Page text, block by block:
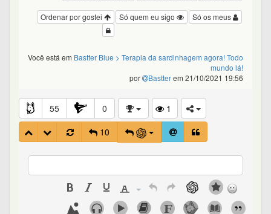
Só os meus
Só quem eu sigo
Ordenar por gostei
Você está em Bastter Blue > Terapia da sardinhagem agora! Todo
mundo lá!
por
Bastterem 21/10/2021 19:56
55 0
1
10